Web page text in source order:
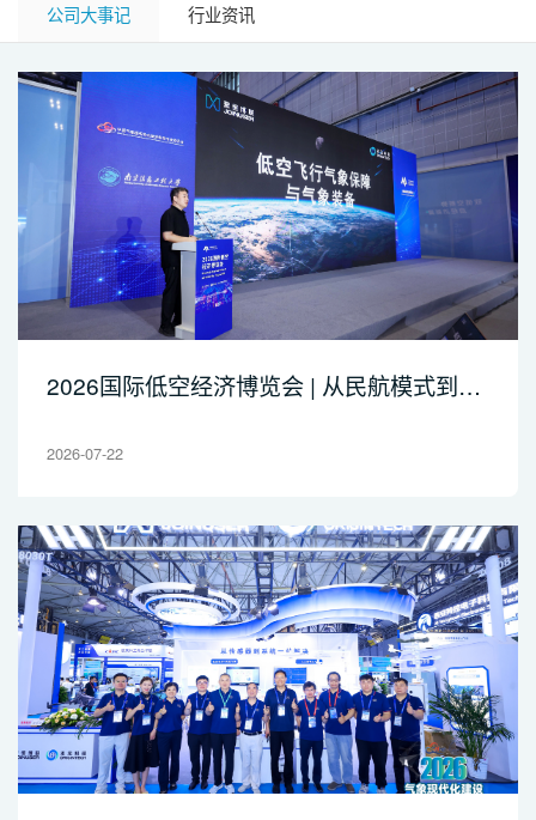
公司大事记 行业资讯
2026国际低空经济博览会 | 从民航模式到专
保障
2026-07-22